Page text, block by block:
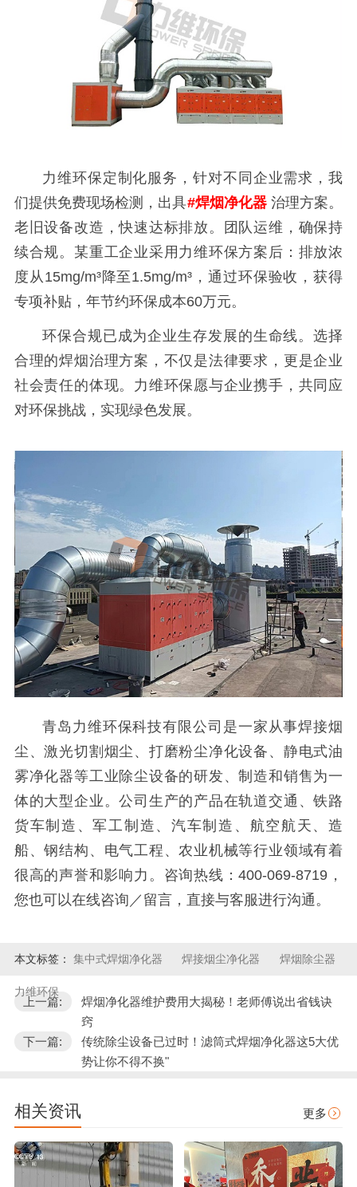
力维环保定制化服务，针对不同企业需求，我
们提供免费现场检测，出具#焊烟净化器 治理方案。
老旧设备改造，快速达标排放。团队运维，确保持
续合规。某重工企业采用力维环保方案后：排放浓
度从15mg/m³降至1.5mg/m³，通过环保验收，获得
专项补贴，年节约环保成本60万元。
环保合规已成为企业生存发展的生命线。选择
合理的焊烟治理方案，不仅是法律要求，更是企业
社会责任的体现。力维环保愿与企业携手，共同应
对环保挑战，实现绿色发展。
青岛力维环保科技有限公司是一家从事焊接烟
尘、激光切割烟尘、打磨粉尘净化设备、静电式油
雾净化器等工业除尘设备的研发、制造和销售为一
体的大型企业。公司生产的产品在轨道交通、铁路
货车制造、军工制造、汽车制造、航空航天、造
船、钢结构、电气工程、农业机械等行业领域有着
很高的声誉和影响力。咨询热线：400-069-8719，
您也可以在线咨询／留言，直接与客服进行沟通。
本文标签： 集中式焊烟净化器 焊接烟尘净化器 焊烟除尘器
力维环保
上一篇:
焊烟净化器维护费用大揭秘！老师傅说出省钱诀
窍
下一篇:
传统除尘设备已过时！滤筒式焊烟净化器这5大优
势让你不得不换"
相关资讯 更多